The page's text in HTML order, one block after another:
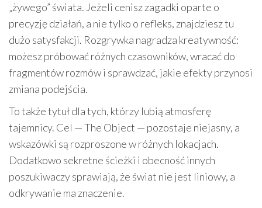
„żywego” świata. Jeżeli cenisz zagadki oparte o
precyzję działań, a nie tylko o refleks, znajdziesz tu
dużo satysfakcji. Rozgrywka nagradza kreatywność:
możesz próbować różnych czasowników, wracać do
fragmentów rozmów i sprawdzać, jakie efekty przynosi
zmiana podejścia.
To także tytuł dla tych, którzy lubią atmosferę
tajemnicy. Cel — The Object — pozostaje niejasny, a
wskazówki są rozproszone w różnych lokacjach.
Dodatkowo sekretne ścieżki i obecność innych
poszukiwaczy sprawiają, że świat nie jest liniowy, a
odkrywanie ma znaczenie.